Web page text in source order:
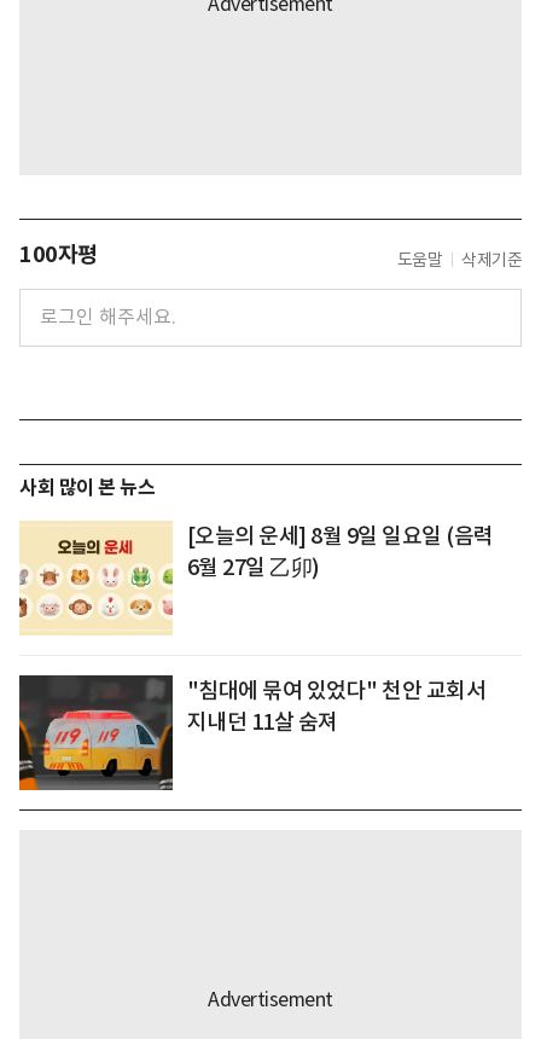
100자평 도움말 삭제기준
사회 많이 본 뉴스
[오늘의 운세] 8월 9일 일요일 (음력
6월 27일 乙卯)
"침대에 묶여 있었다" 천안 교회서
지내던 11살 숨져